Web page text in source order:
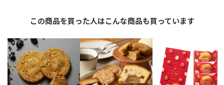
この商品を買った人はこんな商品も買っています